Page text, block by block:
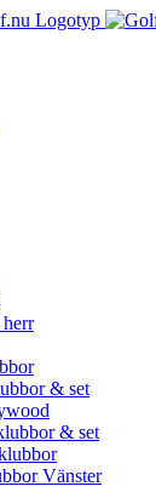
& set
& set
Vänster